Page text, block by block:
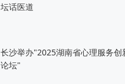
坛话医道
长沙举办"2025湖南省心理服务创
论坛"